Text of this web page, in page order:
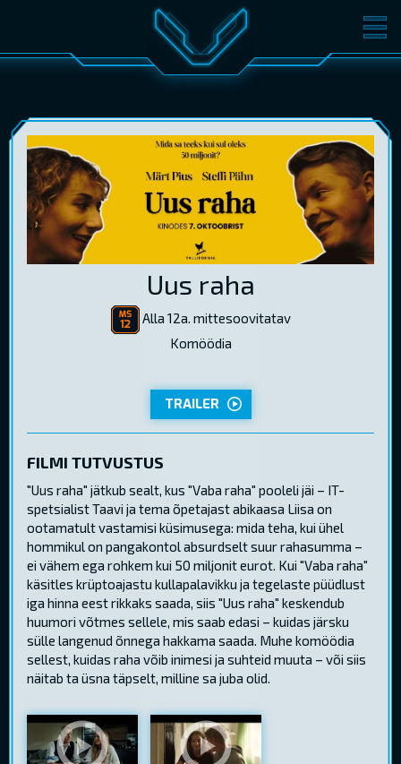
FILMID PILETID
KONVERENTS V-KLUBI
KINKEKAARDID
Uus raha
Alla 12a. mittesoovitatav
Komöödia
TRAILER
FILMI TUTVUSTUS
"Uus raha" jätkub sealt, kus "Vaba raha" pooleli jäi – IT-
spetsialist Taavi ja tema õpetajast abikaasa Liisa on
ootamatult vastamisi küsimusega: mida teha, kui ühel
hommikul on pangakontol absurdselt suur rahasumma –
ei vähem ega rohkem kui 50 miljonit eurot. Kui "Vaba raha"
käsitles krüptoajastu kullapalavikku ja tegelaste püüdlust
iga hinna eest rikkaks saada, siis "Uus raha" keskendub
huumori võtmes sellele, mis saab edasi – kuidas järsku
sülle langenud õnnega hakkama saada. Muhe komöödia
sellest, kuidas raha võib inimesi ja suhteid muuta – või siis
näitab ta üsna täpselt, milline sa juba olid.